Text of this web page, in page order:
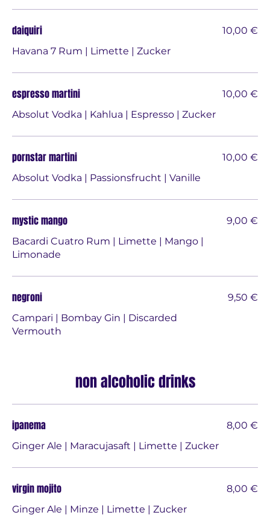
daiquiri
Havana 7 Rum | Limette | Zucker
10,00 €
espresso martini
Absolut Vodka | Kahlua | Espresso | Zucker
10,00 €
pornstar martini
Absolut Vodka | Passionsfrucht | Vanille
10,00 €
mystic mango
Bacardi Cuatro Rum | Limette | Mango |
Limonade
9,00 €
negroni
Campari | Bombay Gin | Discarded
Vermouth
9,50 €
non alcoholic drinks
ipanema
Ginger Ale | Maracujasaft | Limette | Zucker
8,00 €
virgin mojito
Ginger Ale | Minze | Limette | Zucker
8,00 €